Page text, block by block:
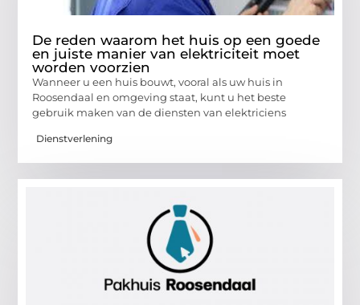
De reden waarom het huis op een goede
en juiste manier van elektriciteit moet
worden voorzien
Wanneer u een huis bouwt, vooral als uw huis in
Roosendaal en omgeving staat, kunt u het beste
gebruik maken van de diensten van elektriciens
Dienstverlening